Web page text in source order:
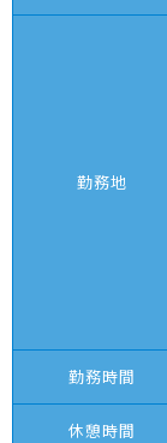
勤務地
勤務時間
休憩時間